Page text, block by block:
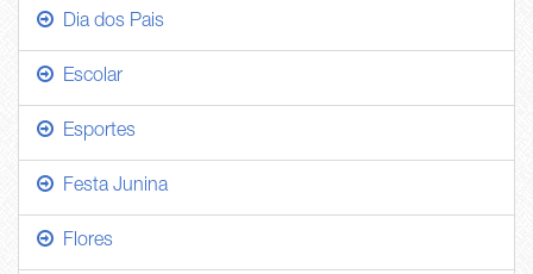
Dia dos Pais
Escolar
Esportes
Festa Junina
Flores